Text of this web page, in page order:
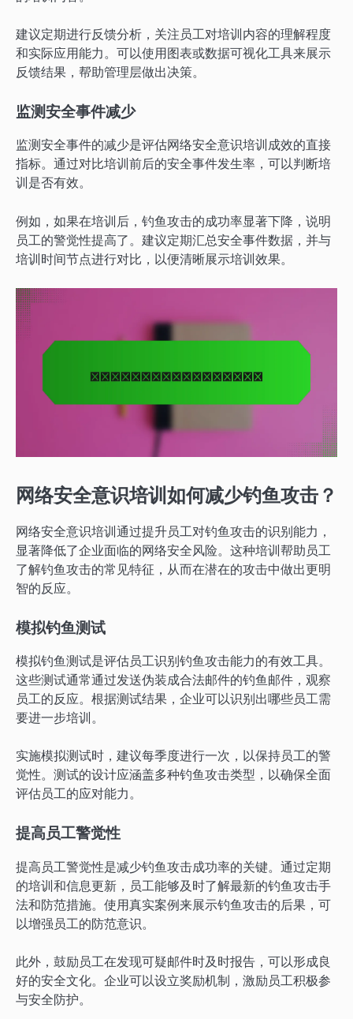
建议定期进行反馈分析，关注员工对培训内容的理解程度
和实际应用能力。可以使用图表或数据可视化工具来展示
反馈结果，帮助管理层做出决策。
监测安全事件减少
监测安全事件的减少是评估网络安全意识培训成效的直接
指标。通过对比培训前后的安全事件发生率，可以判断培
训是否有效。
例如，如果在培训后，钓鱼攻击的成功率显著下降，说明
员工的警觉性提高了。建议定期汇总安全事件数据，并与
培训时间节点进行对比，以便清晰展示培训效果。
网络安全意识培训如何减少钓鱼攻击？
网络安全意识培训通过提升员工对钓鱼攻击的识别能力，
显著降低了企业面临的网络安全风险。这种培训帮助员工
了解钓鱼攻击的常见特征，从而在潜在的攻击中做出更明
智的反应。
模拟钓鱼测试
模拟钓鱼测试是评估员工识别钓鱼攻击能力的有效工具。
这些测试通常通过发送伪装成合法邮件的钓鱼邮件，观察
员工的反应。根据测试结果，企业可以识别出哪些员工需
要进一步培训。
实施模拟测试时，建议每季度进行一次，以保持员工的警
觉性。测试的设计应涵盖多种钓鱼攻击类型，以确保全面
评估员工的应对能力。
提高员工警觉性
提高员工警觉性是减少钓鱼攻击成功率的关键。通过定期
的培训和信息更新，员工能够及时了解最新的钓鱼攻击手
法和防范措施。使用真实案例来展示钓鱼攻击的后果，可
以增强员工的防范意识。
此外，鼓励员工在发现可疑邮件时及时报告，可以形成良
好的安全文化。企业可以设立奖励机制，激励员工积极参
与安全防护。